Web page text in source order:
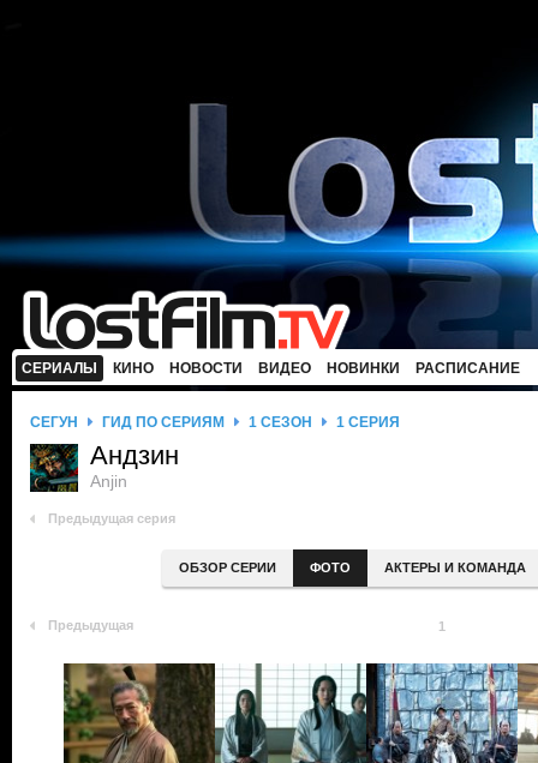
СЕРИАЛЫ КИНО НОВОСТИ ВИДЕО НОВИНКИ РАСПИСАНИЕ
СЁГУН ГИД ПО СЕРИЯМ 1 СЕЗОН 1 СЕРИЯ
Андзин
Anjin
Предыдущая серия
ОБЗОР СЕРИИ ФОТО АКТЕРЫ И КОМАНДА
Предыдущая 1